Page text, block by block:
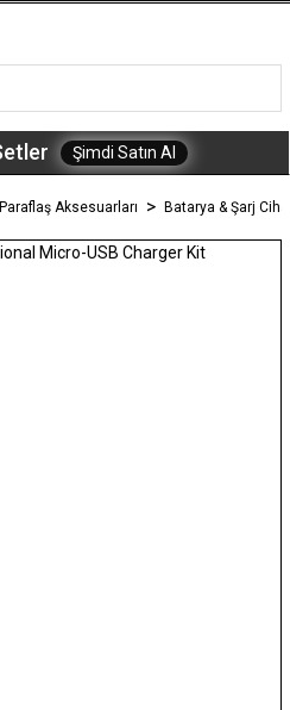
Şimdi Satın Al
Paraflaş Aksesuarları Batarya & Şarj